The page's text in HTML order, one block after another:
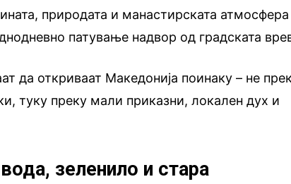
природата и манастирската атмосфера
патување надвор од градската
да откриваат Македонија поинаку – не
туку преку мали приказни, локален дух и
зеленило и стара